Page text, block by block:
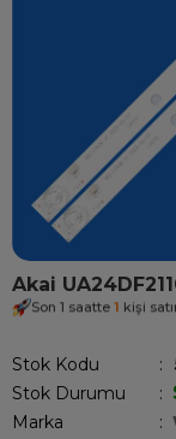
Akai
Son 1 saatte 1 kişi
Stok Kodu
Stok Durumu :
Marka :